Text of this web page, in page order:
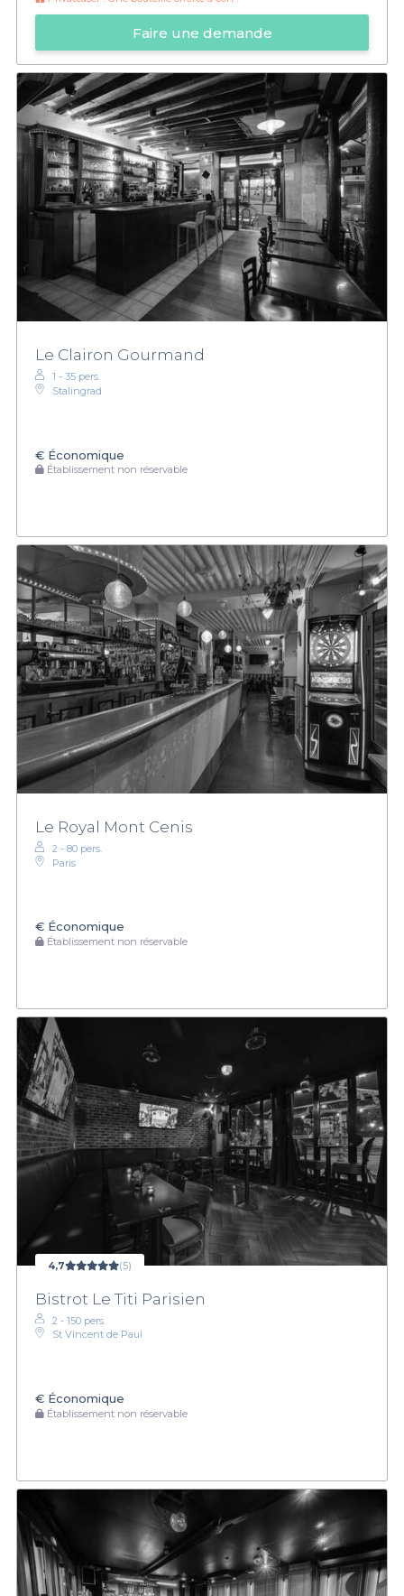
Faire une demande
Le Clairon Gourmand
1 - 35 pers.
Stalingrad
€ Économique
Établissement non réservable
Le Royal Mont Cenis
2 - 80 pers.
Paris
€ Économique
Établissement non réservable
4,7 (5)
Bistrot Le Titi Parisien
2 - 150 pers.
St Vincent de Paul
€ Économique
Établissement non réservable